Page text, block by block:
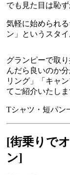
でも見た目は恥
気軽に始められ
ン」というスタイ
グランピーで取
んだら良いのか
リング」「キャ
てご紹介いたしま
Tシャツ・短パン
[街乗りで
ン]